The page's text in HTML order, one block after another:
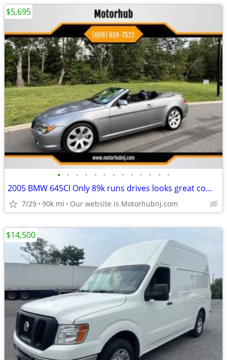
• • • • • • • • • • • • •
2005 BMW 645CI Only 89k runs drives looks great comvertible
7/29 90k mi Our website is Motorhubnj.com
$5,695
$14,500